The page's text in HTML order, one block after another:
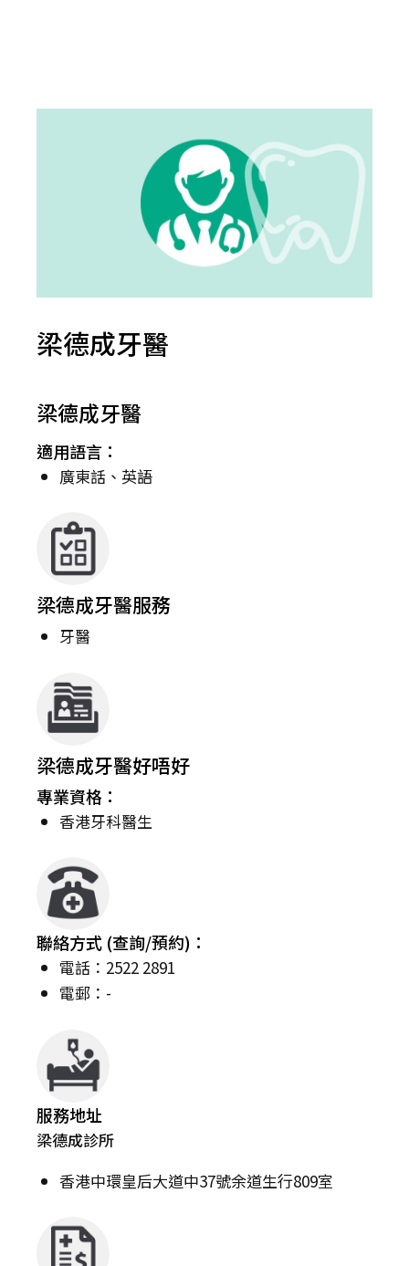
梁德成牙醫
梁德成牙醫
適用語言：
廣東話、英語
梁德成牙醫服務
牙醫
梁德成牙醫好唔好
專業資格：
香港牙科醫生
聯絡方式 (查詢/預約)：
電話：2522 2891
電郵：-
服務地址
梁德成診所
香港中環皇后大道中37號余道生行809室